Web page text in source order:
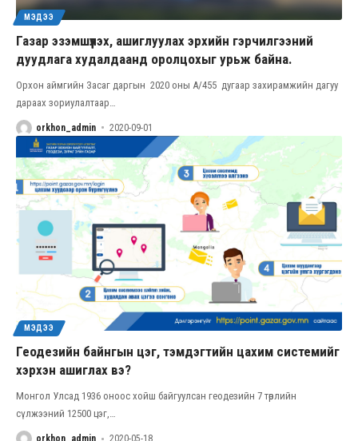
МЭДЭЭ
Газар эзэмшүүлэх, ашиглуулах эрхийн гэрчилгээний
дуудлага худалдаанд оролцохыг урьж байна.
Орхон аймгийн Засаг даргын 2020 оны А/455 дугаар захирамжийн дагуу
дараах зориулалтаар
orkhon_admin 2020-09-01
МЭДЭЭ
Геодезийн байнгын цэг, тэмдэгтийн цахим системийг
хэрхэн ашиглах вэ?
Монгол Улсад 1936 оноос хойш байгуулсан геодезийн 7 төрлийн
сүлжээний 12500 цэг,…